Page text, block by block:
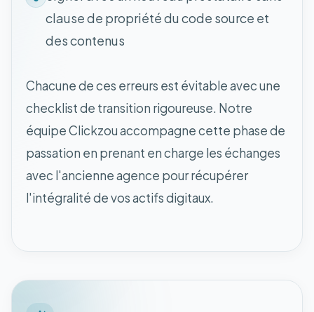
clause de propriété du code source et
des contenus
Chacune de ces erreurs est évitable avec une
checklist de transition rigoureuse. Notre
équipe Clickzou accompagne cette phase de
passation en prenant en charge les échanges
avec l'ancienne agence pour récupérer
l'intégralité de vos actifs digitaux.